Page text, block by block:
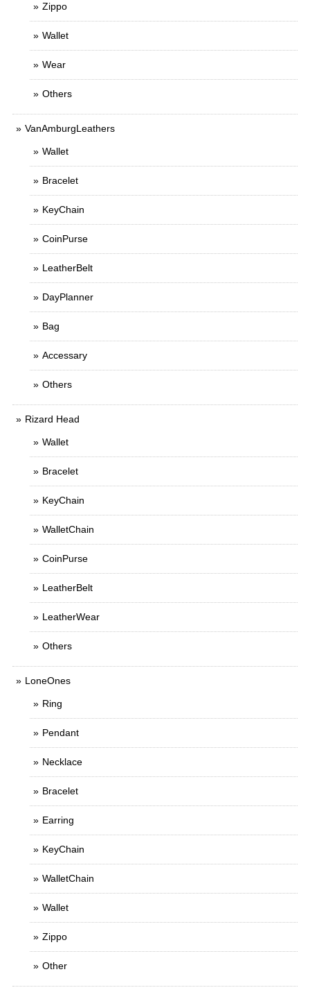
Zippo
Wallet
Wear
Others
VanAmburgLeathers
Wallet
Bracelet
KeyChain
CoinPurse
LeatherBelt
DayPlanner
Bag
Accessary
Others
Rizard Head
Wallet
Bracelet
KeyChain
WalletChain
CoinPurse
LeatherBelt
LeatherWear
Others
LoneOnes
Ring
Pendant
Necklace
Bracelet
Earring
KeyChain
WalletChain
Wallet
Zippo
Other